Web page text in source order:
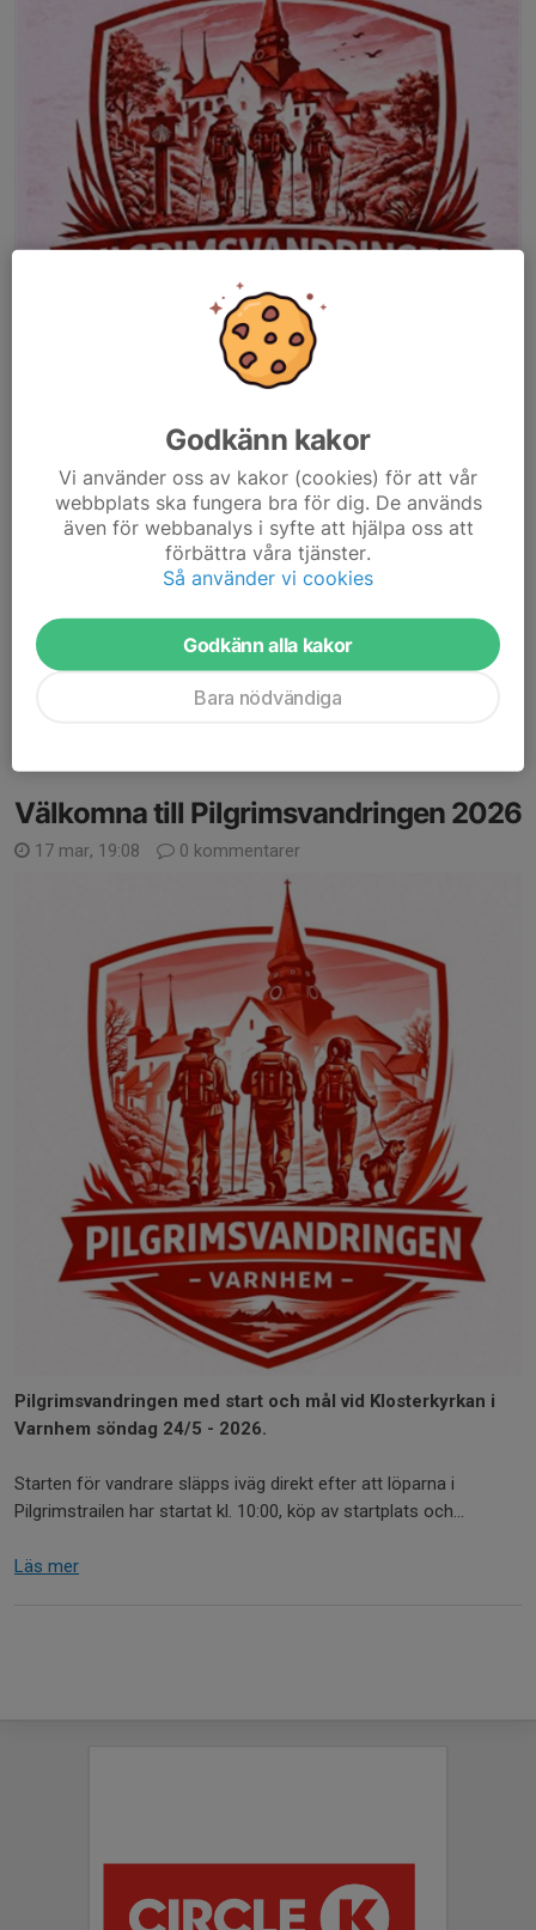
Välkomna till Pilgrimsvandringen 2026
17 mar, 19:08 0 kommentarer
Pilgrimsvandringen med start och mål vid Klosterkyrkan i
Varnhem söndag 24/5 - 2026.
Starten för vandrare släpps iväg direkt efter att löparna i
Pilgrimstrailen har startat kl. 10:00, köp av startplats och...
Läs mer
Godkänn kakor
Vi använder oss av kakor (cookies) för att vår
webbplats ska fungera bra för dig. De används
även för webbanalys i syfte att hjälpa oss att
förbättra våra tjänster.
Så använder vi cookies
Godkänn alla kakor
Bara nödvändiga